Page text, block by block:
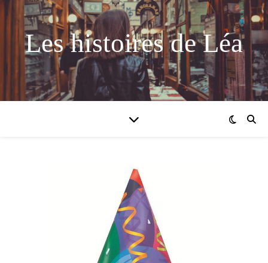
Les histoires de Léa